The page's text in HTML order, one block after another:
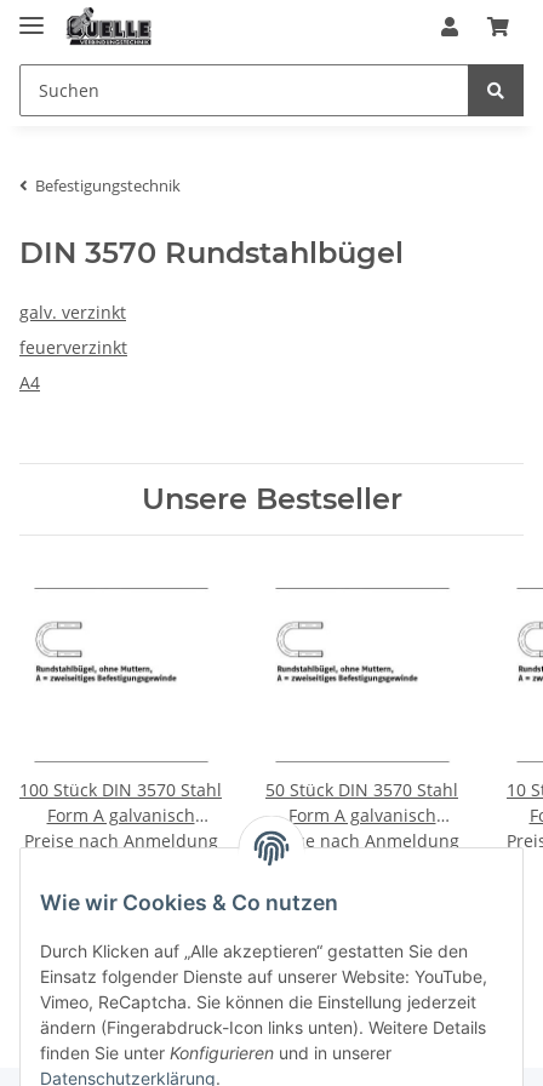
Befestigungstechnik
DIN 3570 Rundstahlbügel
galv. verzinkt
feuerverzinkt
A4
Unsere Bestseller
100 Stück DIN 3570 Stahl
Form A galvanisch
verzinkt Rundstahlbügel
zweiseitiges
Befestigungs Gewinde A
52 / NW 40 mm
Preise nach Anmeldung
50 Stück DIN 3570 Stahl
Form A galvanisch
verzinkt Rundstahlbügel
Befestigungs Gewinde A
94 / NW 80 mm
Preise nach Anmeldung
10
Kategorien
Wie wir Cookies & Co nutzen
Durch Klicken auf „Alle akzeptieren“ gestatten Sie den
Einsatz folgender Dienste auf unserer Website: YouTube,
Vimeo, ReCaptcha. Sie können die Einstellung jederzeit
ändern (Fingerabdruck-Icon links unten). Weitere Details
finden Sie unter Konfigurieren und in unserer
Datenschutzerklärung.